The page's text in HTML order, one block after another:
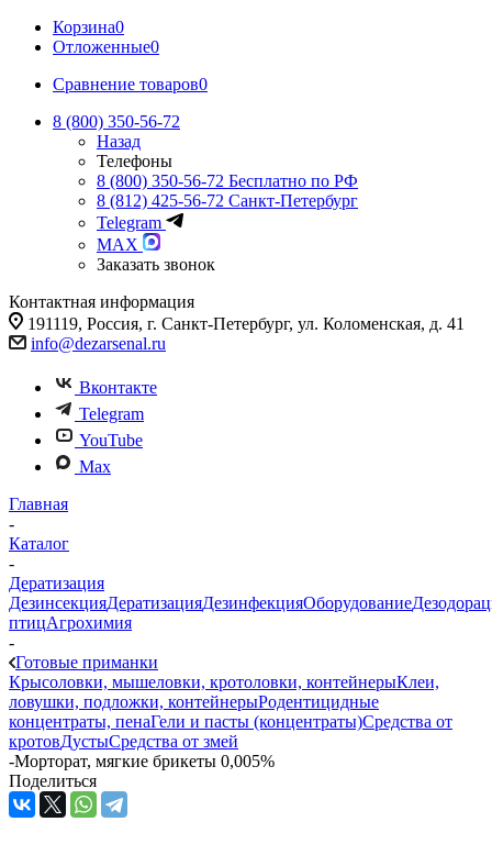
Корзина0
Отложенные0
Сравнение товаров0
8 (800) 350-56-72
Назад
Телефоны
8 (800) 350-56-72 Бесплатно по РФ
8 (812) 425-56-72 Санкт-Петербург
Telegram
MAX
Заказать звонок
Контактная информация
191119, Россия, г. Санкт-Петербург, ул. Коломенская, д. 41
info@dezarsenal.ru
Вконтакте
Telegram
YouTube
Max
Главная
-
Каталог
-
Дератизация
ДезинсекцияДератизацияДезинфекцияОборудование
птицАгрохимия
-
Готовые приманки
Крысоловки, мышеловки, кротоловки, контейнерыКлеи,
ловушки, подложки, контейнерыРодентицидные
концентраты, пенаГели и пасты (концентраты)Средства от
кротовДустыСредства от змей
-Морторат, мягкие брикеты 0,005%
Поделиться